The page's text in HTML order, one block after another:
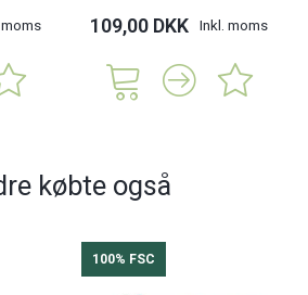
109,00 DKK Inkl. moms
købte også
100% FSC